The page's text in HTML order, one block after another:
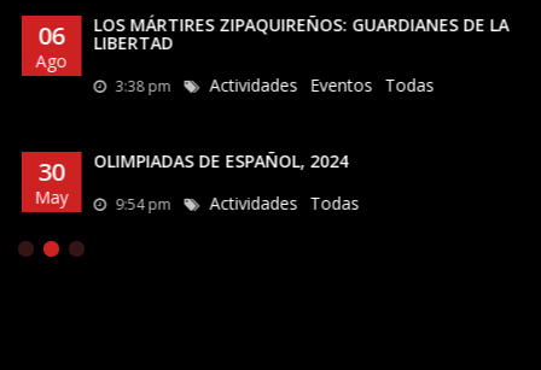
06
Ago
LOS MÁRTIRES ZIPAQUIREÑOS: GUARDIANES DE LA
LIBERTAD
3:38 pm Actividades Eventos Todas
30
May
OLIMPIADAS DE ESPAÑOL, 2024
9:54 pm Actividades Todas